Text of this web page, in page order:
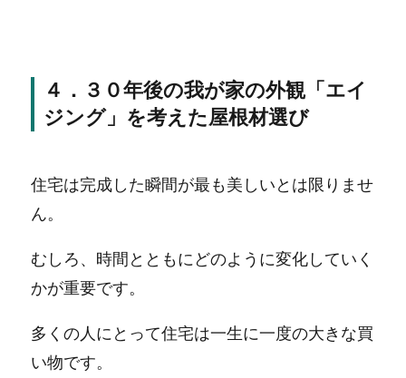
４．３０年後の我が家の外観「エイ
ジング」を考えた屋根材選び
住宅は完成した瞬間が最も美しいとは限りませ
ん。
むしろ、時間とともにどのように変化していく
かが重要です。
多くの人にとって住宅は一生に一度の大きな買
い物です。